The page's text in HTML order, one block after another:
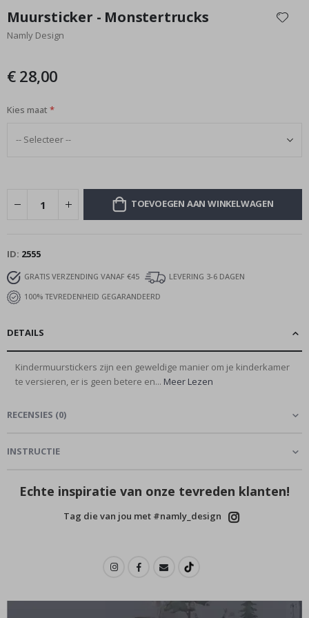
het
begin
afbeeldingen-
Muursticker - Monstertrucks
Namly Design
€ 28,00
Kies maat
TOEVOEGEN AAN WINKELWAGEN
ID 2555
GRATIS VERZENDING VANAF €45
LEVERING 3-6 DAGEN
100% TEVREDENHEID GEGARANDEERD
DETAILS
Kindermuurstickers zijn een geweldige manier om je kinderkamer
te versieren, er is geen betere en... Meer Lezen
RECENSIES (0)
INSTRUCTIE
Echte inspiratie van onze tevreden klanten!
Tag die van jou met #namly_design